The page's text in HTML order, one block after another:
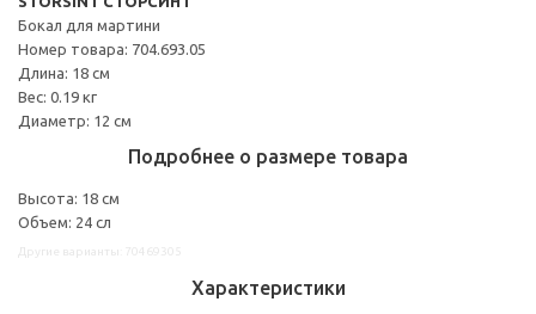
Бокал для мартини
Номер товара: 704.693.05
Длина: 18 см
Вес: 0.19 кг
Диаметр: 12 см
Подробнее о размере товара
Высота: 18 см
Объем: 24 сл
Характеристики